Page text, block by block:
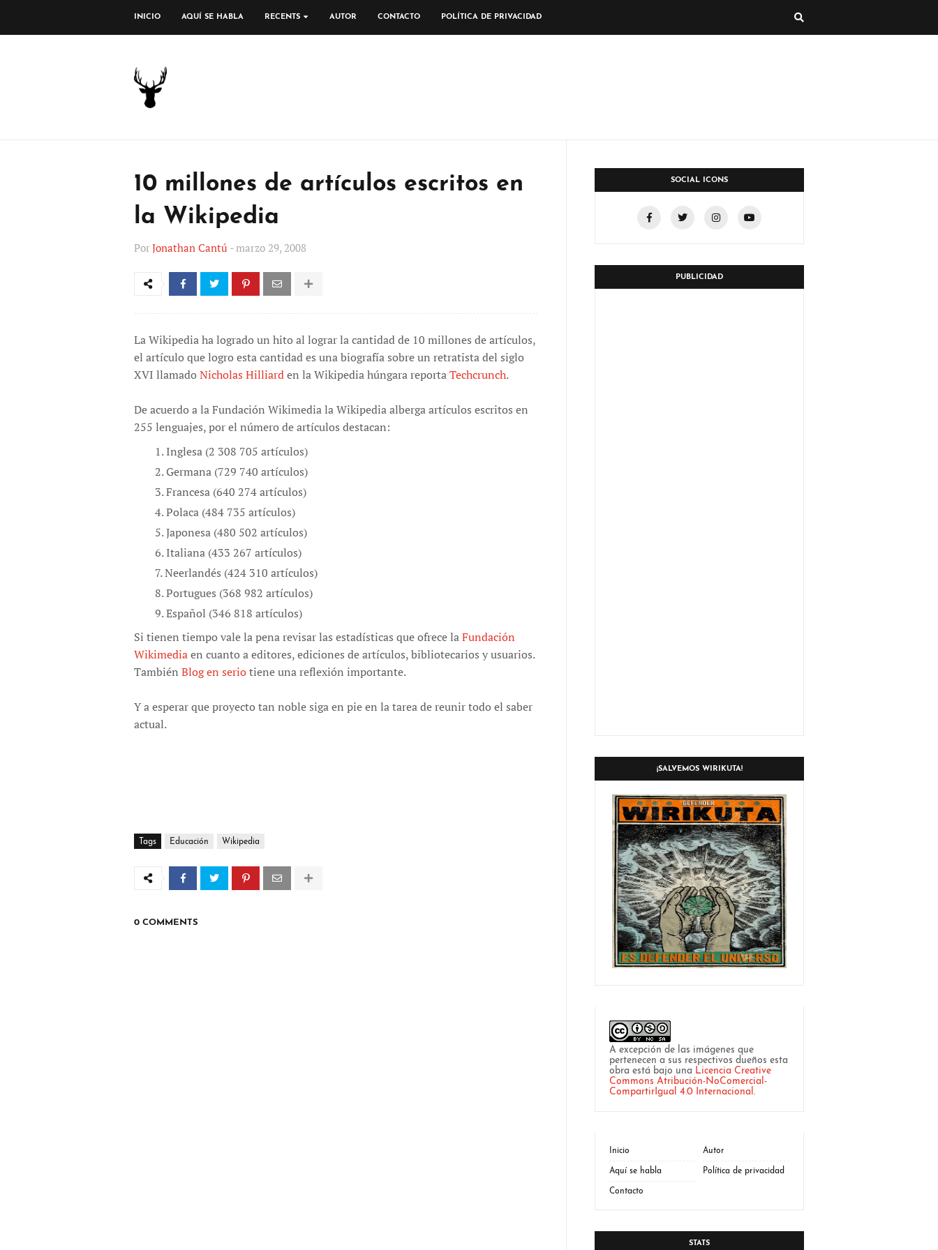
INICIO AQUÍ SE HABLA RECENTS AUTOR CONTACTO POLÍTICA DE PRIVACIDAD
10 millones de artículos escritos en
la Wikipedia
PorJonathan Cantú - marzo 29, 2008
La Wikipedia ha logrado un hito al lograr la cantidad de 10 millones de artículos,
el artículo que logro esta cantidad es una biografía sobre un retratista del siglo
XVI llamadoNicholas Hilliarden la Wikipedia húngara reportaTechcrunch.
De acuerdo a la Fundación Wikimedia la Wikipedia alberga artículos escritos en
255 lenguajes, por el número de artículos destacan:
Inglesa (2 308 705 artículos)
Germana (729 740 artículos)
Francesa (640 274 artículos)
Polaca (484 735 artículos)
Japonesa (480 502 artículos)
Italiana (433 267 artículos)
Neerlandés (424 310 artículos)
Portugues (368 982 artículos)
Español (346 818 artículos)
Si tienen tiempo vale la pena revisar las estadísticas que ofrece laFundación
Wikimediaen cuanto a editores, ediciones de artículos, bibliotecarios y usuarios.
También Blog en seriotiene una reflexión importante.
Y a esperar que proyecto tan noble siga en pie en la tarea de reunir todo el saber
actual.
Tags Educación Wikipedia
0 COMMENTS
SOCIAL ICONS
PUBLICIDAD
¡SALVEMOS WIRIKUTA!
A excepción de las imágenes que
pertenecen a sus respectivos dueños esta
obra está bajo una Licencia Creative
Commons Atribución-NoComercial-
CompartirIgual 4.0 Internacional.
Inicio Autor
Aquí se habla Política de privacidad
Contacto
STATS